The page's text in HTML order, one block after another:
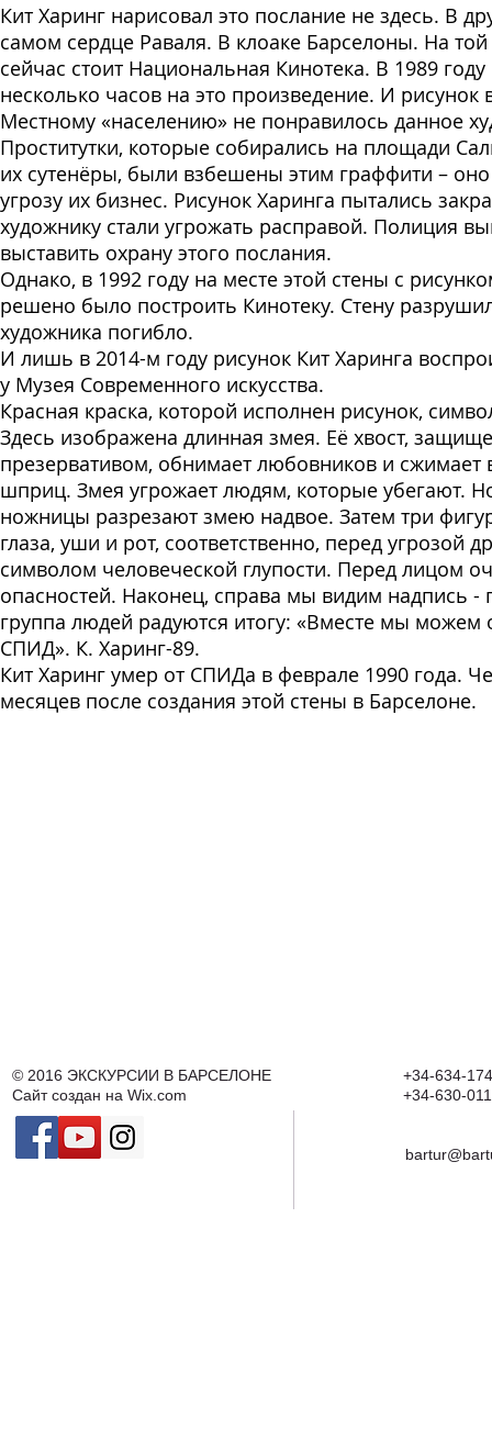
Кит Харинг нарисовал это послание не здесь. В
самом сердце Раваля. В клоаке Барселоны. На
сейчас стоит Национальная Кинотека. В 1989 году
несколько часов на это произведение. И рисунок
Местному «населению» не понравилось данное
Проститутки, которые собирались на площади
их сутенёры, были взбешены этим граффити –
угрозу их бизнес. Рисунок Харинга пытались
художнику стали угрожать расправой. Полиция
выставить охрану этого послания.
Однако, в 1992 году на месте этой стены с
решено было построить Кинотеку. Стену
художника погибло.
И лишь в 2014-м году рисунок Кит Харинга
у Музея Современного искусства.
Красная краска, которой исполнен рисунок,
Здесь изображена длинная змея. Её хвост,
презервативом, обнимает любовников и сжимает
шприц. Змея угрожает людям, которые убегают.
ножницы разрезают змею надвое. Затем три
глаза, уши и рот, соответственно, перед угрозой
символом человеческой глупости. Перед лицом
опасностей. Наконец, справа мы видим надпись -
группа людей радуются итогу: «Вместе мы можем
СПИД». К. Харинг-89.
Кит Харинг умер от СПИДа в феврале 1990 года.
месяцев после создания этой стены в Барселоне.
© 2016 ЭКСКУРСИИ В БАРСЕЛОНЕ
Сайт создан на Wix.com
+34-634-
+34-630-